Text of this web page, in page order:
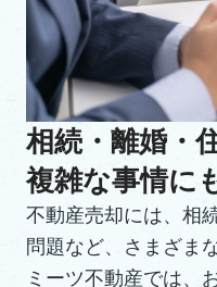
相続・離婚・
複雑な事情に
不動産売却には、相
問題など、さまざま
ミーツ不動産では、